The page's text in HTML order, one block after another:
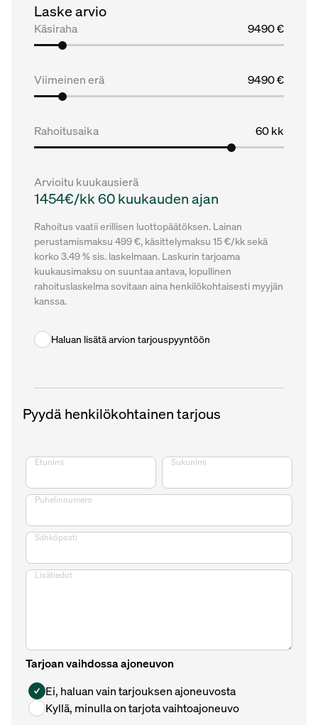
Laske arvio
Käsiraha 9490 €
Viimeinen erä 9490 €
Rahoitusaika 60 kk
Arvioitu kuukausierä
1454€/kk 60 kuukauden ajan
Rahoitus vaatii erillisen luottopäätöksen. Lainan
perustamismaksu 499 €, käsittelymaksu 15 €/kk sekä
korko 3.49 % sis. laskelmaan. Laskurin tarjoama
kuukausimaksu on suuntaa antava, lopullinen
rahoituslaskelma sovitaan aina henkilökohtaisesti myyjän
kanssa.
Haluan lisätä arvion tarjouspyyntöön
Pyydä henkilökohtainen tarjous
Etunimi Sukunimi
Puhelinnumero
Sähköposti
Lisätiedot
Tarjoan vaihdossa ajoneuvon
Ei, haluan vain tarjouksen ajoneuvosta
Kyllä, minulla on tarjota vaihtoajoneuvo